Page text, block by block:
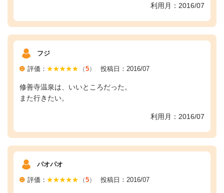
利用月：2016/07
フジ
評価： （5） 投稿日：2016/07
修善寺温泉は、いいところだった。
また行きたい。
利用月：2016/07
パオパオ
評価： （5） 投稿日：2016/07